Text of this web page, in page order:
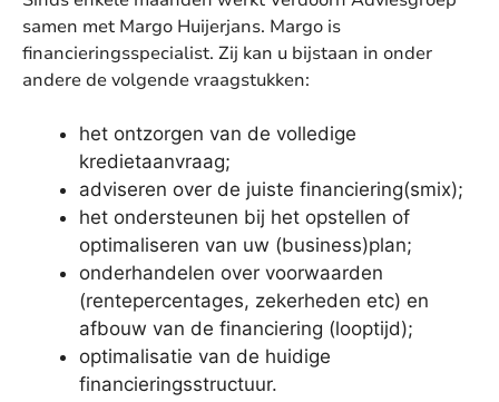
samen met Margo Huijerjans. Margo is
financieringsspecialist. Zij kan u bijstaan in onder
andere de volgende vraagstukken:
het ontzorgen van de volledige
kredietaanvraag;
adviseren over de juiste financiering(smix);
het ondersteunen bij het opstellen of
optimaliseren van uw (business)plan;
onderhandelen over voorwaarden
(rentepercentages, zekerheden etc) en
afbouw van de financiering (looptijd);
optimalisatie van de huidige
financieringsstructuur.